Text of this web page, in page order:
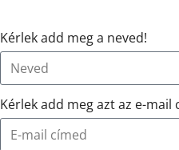
Kérlek add meg a neved!
Kérlek add meg azt az e-